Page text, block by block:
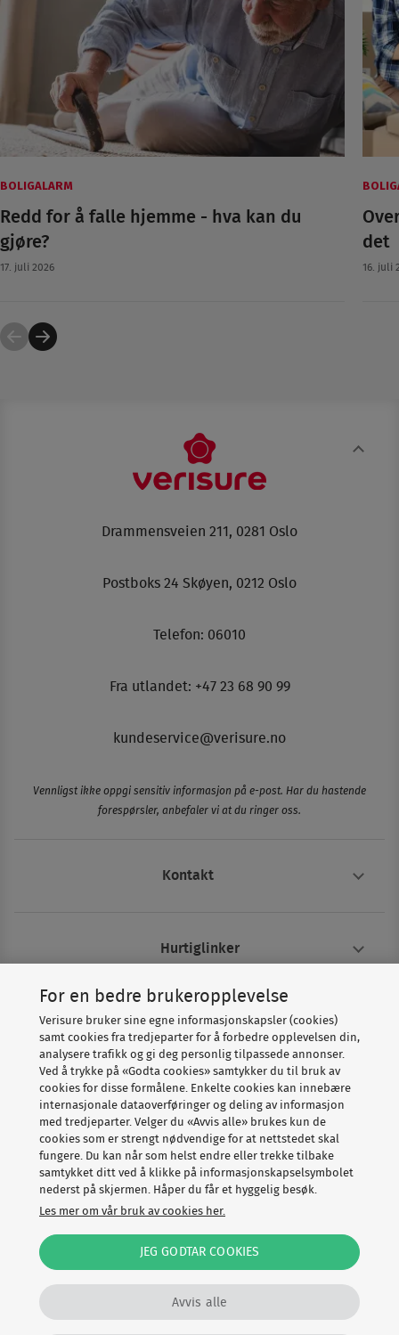
BOLIGALARM
Redd for å falle hjemme - hva kan du
gjøre?
17. juli 2026
det
16. juli
Drammensveien 211, 0281 Oslo
Postboks 24 Skøyen, 0212 Oslo
Telefon: 06010
Fra utlandet: +47 23 68 90 99
kundeservice@verisure.no
Vennligst ikke oppgi sensitiv informasjon på e-post. Har du hastende
forespørsler, anbefaler vi at du ringer oss.
Kontakt
Hurtiglinker
Om Verisure
Copyright © Verisure 2026
Cookies Personvernerklæring
Vilkår, angrerett og klage Speak Up
For en bedre brukeropplevelse
Verisure bruker sine egne informasjonskapsler (cookies)
samt cookies fra tredjeparter for å forbedre opplevelsen din,
analysere trafikk og gi deg personlig tilpassede annonser.
Ved å trykke på «Godta cookies» samtykker du til bruk av
cookies for disse formålene. Enkelte cookies kan innebære
internasjonale dataoverføringer og deling av informasjon
med tredjeparter. Velger du «Avvis alle» brukes kun de
cookies som er strengt nødvendige for at nettstedet skal
fungere. Du kan når som helst endre eller trekke tilbake
samtykket ditt ved å klikke på informasjonskapselsymbolet
nederst på skjermen. Håper du får et hyggelig besøk.
Les mer om vår bruk av cookies her.
Avvis alle
JEG GODTAR COOKIES